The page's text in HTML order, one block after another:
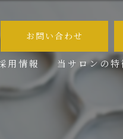
お問い合わせ
用情報 当サロンの特
メンズ
カット